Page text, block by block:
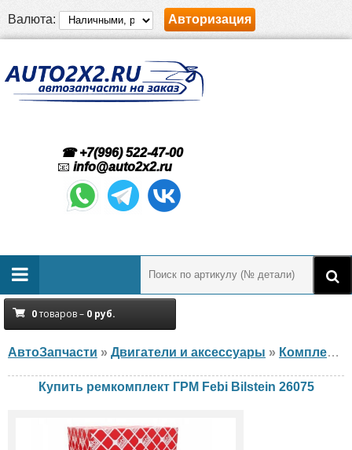
Валюта: Авторизация
☎ +7(996) 522-47-00
📧 info@auto2x2.ru
0товаров – 0 руб.
АвтоЗапчасти » Двигатели и аксессуары » Комплект ГРМ
Купить ремкомплект ГРМ Febi Bilstein 26075